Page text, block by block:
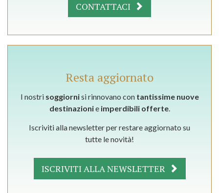
CONTATTACI
Resta aggiornato
I nostri soggiornisi rinnovano con tantissime nuove
destinazionie imperdibili offerte.
Iscriviti alla newsletter per restare aggiornato su
tutte le novità!
ISCRIVITI ALLA NEWSLETTER